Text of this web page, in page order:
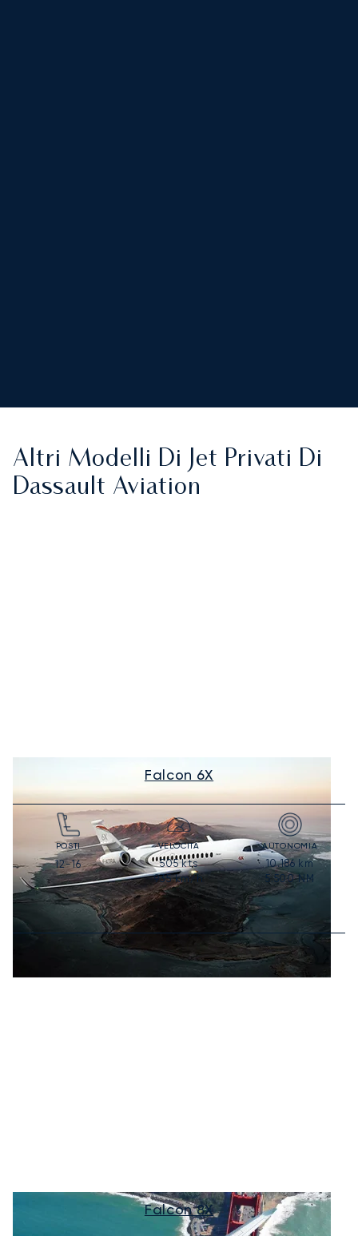
Altri Modelli Di Jet Privati Di
Dassault Aviation
Falcon 6X
POSTI
12-16
VELOCITÀ
505kts
935km/h
AUTONOMIA
10.186 km
5.500NM
Falcon 8X